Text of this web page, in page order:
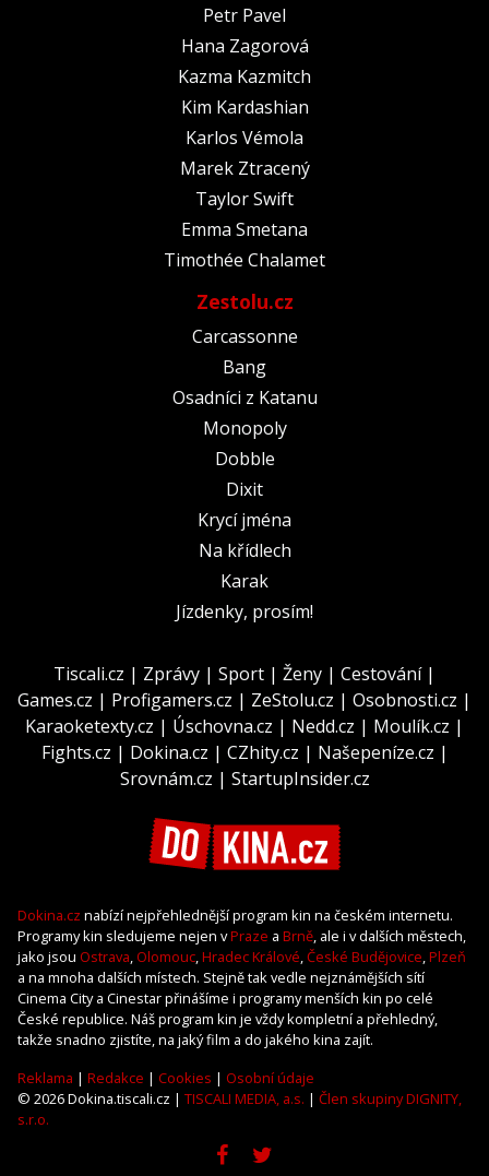
Petr Pavel
Hana Zagorová
Kazma Kazmitch
Kim Kardashian
Karlos Vémola
Marek Ztracený
Taylor Swift
Emma Smetana
Timothée Chalamet
Zestolu.cz
Carcassonne
Bang
Osadníci z Katanu
Monopoly
Dobble
Dixit
Krycí jména
Na křídlech
Karak
Jízdenky, prosím!
Tiscali.cz | Zprávy | Sport | Ženy | Cestování|
Games.cz | Profigamers.cz | ZeStolu.cz | Osobnosti.cz |
Karaoketexty.cz | Úschovna.cz | Nedd.cz | Moulík.cz |
Fights.cz | Dokina.cz | CZhity.cz | Našepeníze.cz |
Srovnám.cz | StartupInsider.cz
Dokina.cz nabízí nejpřehlednější program kin na českém internetu.
Programy kin sledujeme nejen vPraze a Brně, ale i v dalších městech,
jako jsou Ostrava, Olomouc,Hradec Králové,České Budějovice,Plzeň
a na mnoha dalších místech. Stejně tak vedle nejznámějších sítí
Cinema City a Cinestar přinášíme i programy menších kin po celé
České republice. Náš program kin je vždy kompletní a přehledný,
takže snadno zjistíte, na jaký film a do jakého kina zajít.
Reklama | Redakce | Cookies | Osobní údaje
© 2026 Dokina.tiscali.cz | TISCALI MEDIA, a.s. | Člen skupiny DIGNITY,
s.r.o.